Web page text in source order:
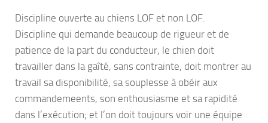
Discipline ouverte au chiens LOF et non LOF.
Discipline qui demande beaucoup de rigueur et de
patience de la part du conducteur, le chien doit
travailler dans la gaîté, sans contrainte, doit montrer au
travail sa disponibilité, sa souplesse à obéir aux
commandemeents, son enthousiasme et sa rapidité
dans l’exécution; et l’on doit toujours voir une équipe